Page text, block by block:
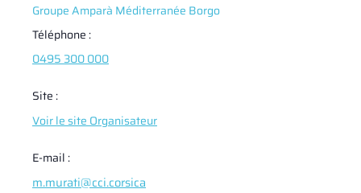
Groupe Amparà Méditerranée Borgo
Téléphone :
0495 300 000
Site :
Voir le site Organisateur
E-mail :
m.murati@cci.corsica